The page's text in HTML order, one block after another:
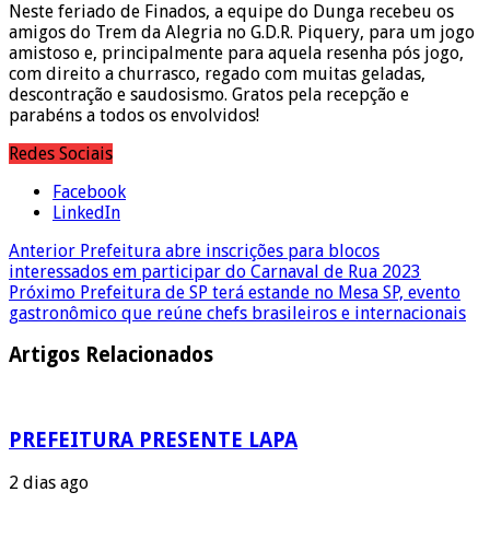
Neste feriado de Finados, a equipe do Dunga recebeu os
amigos do Trem da Alegria no G.D.R. Piquery, para um jogo
amistoso e, principalmente para aquela resenha pós jogo,
com direito a churrasco, regado com muitas geladas,
descontração e saudosismo. Gratos pela recepção e
parabéns a todos os envolvidos!
Redes Sociais
Facebook
LinkedIn
Anterior Prefeitura abre inscrições para blocos
interessados em participar do Carnaval de Rua 2023
Próximo Prefeitura de SP terá estande no Mesa SP, evento
gastronômico que reúne chefs brasileiros e internacionais
Artigos Relacionados
PREFEITURA PRESENTE LAPA
2 dias ago